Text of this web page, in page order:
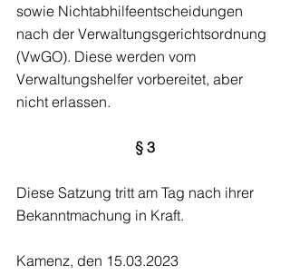
sowie Nichtabhilfeentscheidungen
nach der Verwaltungsgerichtsordnung
(VwGO). Diese werden vom
Verwaltungshelfer vorbereitet, aber
nicht erlassen.
§ 3
Diese Satzung tritt am Tag nach ihrer
Bekanntmachung in Kraft.
Kamenz, den 15.03.2023